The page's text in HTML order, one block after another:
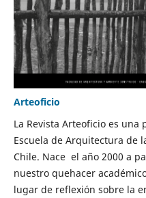
Arteoficio
La Revista Arteoficio es
Escuela de Arquitectura de
Chile. Nace el año 2000 a
nuestro quehacer
lugar de reflexión sobre la